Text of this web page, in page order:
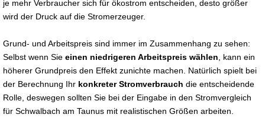
je mehr Verbraucher sich für ökostrom entscheiden, desto größer
wird der Druck auf die Stromerzeuger.
Grund- und Arbeitspreis sind immer im Zusammenhang zu sehen:
Selbst wenn Sie einen niedrigeren Arbeitspreis wählen , kann ein
höherer Grundpreis den Effekt zunichte machen. Natürlich spielt bei
der Berechnung Ihr konkreter Stromverbrauch die entscheidende
Rolle, deswegen sollten Sie bei der Eingabe in den Stromvergleich
für Schwalbach am Taunus mit realistischen Größen arbeiten.